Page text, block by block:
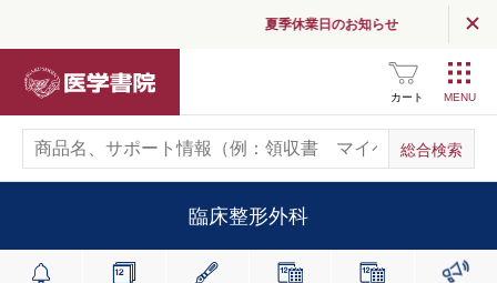
夏季休業日のお知らせ
カート
臨床整形外科